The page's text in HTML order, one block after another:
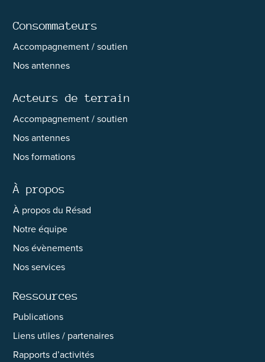
Consommateurs
Accompagnement / soutien
Nos antennes
Acteurs de terrain
Accompagnement / soutien
Nos antennes
Nos formations
À propos
À propos du Résad
Notre équipe
Nos évènements
Nos services
Ressources
Publications
Liens utiles / partenaires
Rapports d’activités